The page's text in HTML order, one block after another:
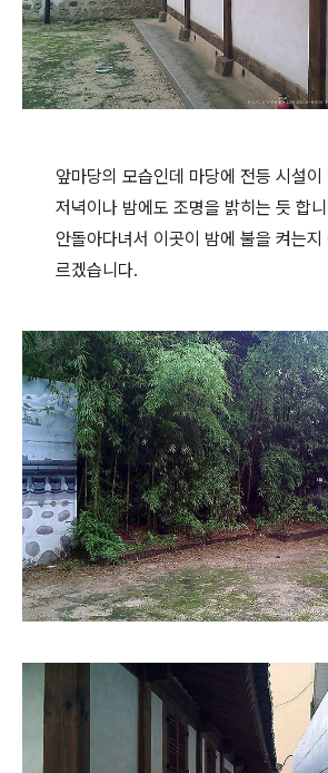
앞마당의 모습인데 마당에 전등 시설
저녁이나 밤에도 조명을 밝히는 듯 합
안돌아다녀서 이곳이 밤에 불을 켜는지
르겠습니다.